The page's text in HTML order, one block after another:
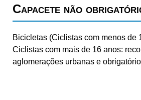
Capacete não
Bicicletas (Ciclistas com menos de
Ciclistas com mais de 16 anos:
aglomerações urbanas e